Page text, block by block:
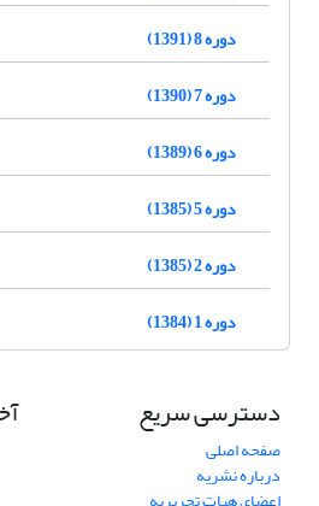
دوره 8 (1391)
دوره 7 (1390)
دوره 6 (1389)
دوره 5 (1385)
دوره 2 (1385)
دوره 1 (1384)
دسترسی سریع
صفحه اصلی
درباره نشریه